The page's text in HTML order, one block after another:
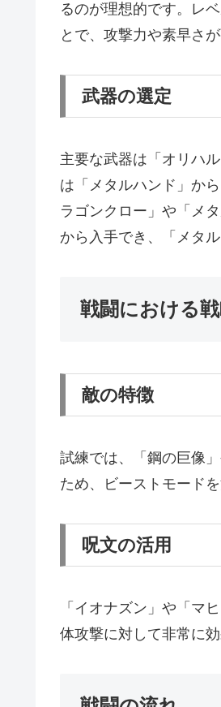
るのが理想的です。レ
とで、攻撃力や素早さ
武器の選定
主要な武器は「オリハ
は「メタルハンド」か
ラゴンクロー」や「メ
から入手でき、「メタ
戦闘における
敵の特徴
試練では、「鋼の巨像
ため、ビーストモード
呪文の活用
「イオナズン」や「マ
体攻撃に対して非常に